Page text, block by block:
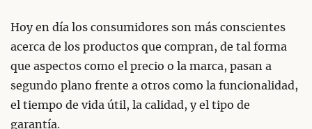
Hoy en día los consumidores son más conscientes
acerca de los productos que compran, de tal forma
que aspectos como el precio o la marca, pasan a
segundo plano frente a otros como la funcionalidad,
el tiempo de vida útil, la calidad, y el tipo de
garantía.